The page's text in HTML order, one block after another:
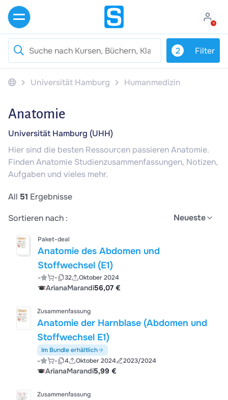
Universität Hamburg Humanmedizin
2 Filter
Anatomie
Universität Hamburg (UHH)
Hier sind die besten Ressourcen passieren Anatomie.
Finden Anatomie Studienzusammenfassungen, Notizen,
Aufgaben und vieles mehr.
All 51 Ergebnisse
Sortieren nach :
Neueste
Paket-deal
Anatomie des Abdomen und
Stoffwechsel (E1)
- - 32 Oktober 2024
ArianaMarandi56,07 €
Zusammenfassung
Anatomie der Harnblase (Abdomen und
Stoffwechsel E1)
Im Bundle erhältlich
- - 4 Oktober 2024 2023/2024
ArianaMarandi5,99 €
Zusammenfassung